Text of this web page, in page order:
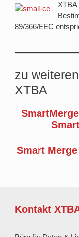
XTBA
89/366/EEC
zu
XTBA
SmartMerge
Smart Merge
Kontakt